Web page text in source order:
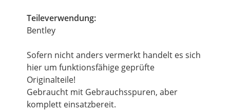
Teileverwendung:
Bentley
Sofern nicht anders vermerkt handelt es sich
hier um funktionsfähige geprüfte
Originalteile!
Gebraucht mit Gebrauchsspuren, aber
komplett einsatzbereit.